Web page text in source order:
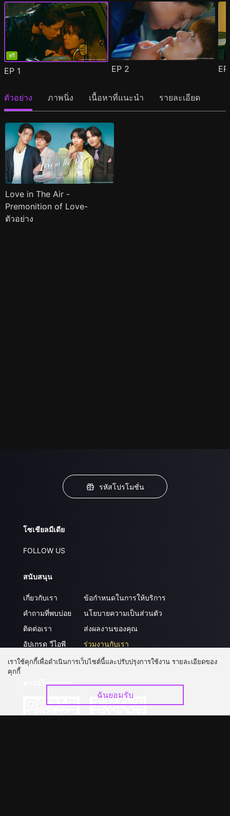
ฟรี
EP 1 EP 2
ตัวอย่าง ภาพนิ่ง เนื้อหาที่แนะนำ รายละเอียด
Love in The Air -
Premonition of Love-
ตัวอย่าง
รหัสโปรโมชั่น
โซเชียลมีเดีย
FOLLOW US
สนับสนุน
เกี่ยวกับเรา
คำถามที่พบบ่อย
ติดต่อเรา
อัปเกรด วีไอพี
ข้อกำหนดในการให้บริการ
นโยบายความเป็นส่วนตัว
ส่งผลงานของคุณ
ร่วมงานกับเรา
ดาวน์โหลดแอป
เราใช้คุกกี้เพื่อดำเนินการเว็บไซต์นี้และปรับปรุงการใช้งาน รายละเอียดของ
คุกกี้
ฉันยอมรับ